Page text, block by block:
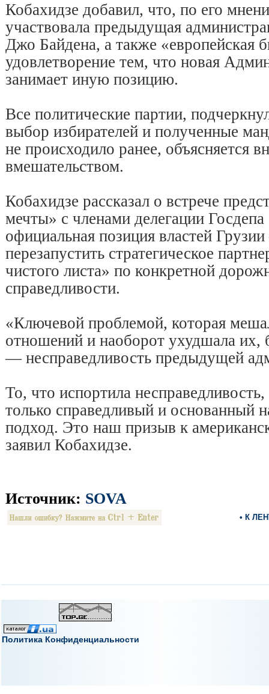
Кобахидзе добавил, что, по его
участвовала предыдущая
Джо Байдена, а также «европейская
удовлетворение тем, что новая
занимает иную позицию.
Все политические партии,
выбор избирателей и полученные
не происходило ранее, объясняется
вмешательством.
Кобахидзе рассказал о встрече
мечты» с членами делегации
официальная позиция властей
перезапустить стратегическое
чистого листа» по конкретной
справедливости.
«Ключевой проблемой, которая
отношений и наоборот ухудшала их,
— несправедливость предыдущей
То, что испортила
только справедливый и основанный
подход. Это наш призыв к
заявил Кобахидзе.
Источник: SOVA
• К
Политика Конфиденциальности